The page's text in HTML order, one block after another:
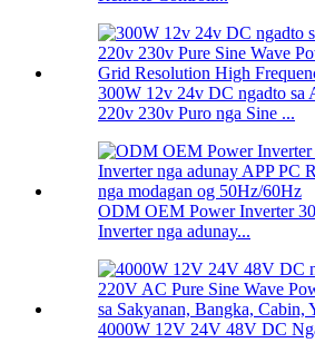
300W 12v 24v DC ngadto sa
220v 230v Puro nga Sine ...
ODM OEM Power Inverter
Inverter nga adunay...
4000W 12V 24V 48V DC